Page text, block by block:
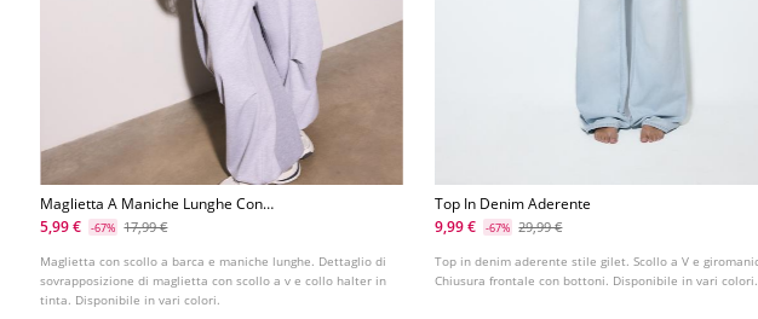
Maglietta A Maniche Lunghe Con
Collo Halter
5,99 € -67% 17,99 €
Maglietta con scollo a barca e maniche lunghe. Dettaglio di
sovrapposizione di maglietta con scollo a v e collo halter in
tinta. Disponibile in vari colori.
Top In Denim Aderente
9,99 €
-67% 29,99 €
Top in denim aderente stile gilet. Scollo a V e
Chiusura frontale con bottoni. Disponibile in vari colori.